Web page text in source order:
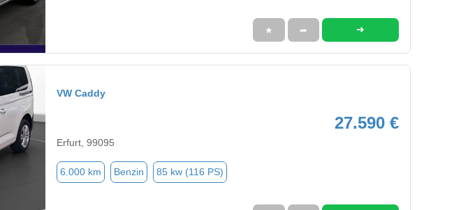
★ ➦ ➜
VW Caddy
27.590 €
Erfurt, 99095
6.000 km Benzin 85 kw (116 PS)